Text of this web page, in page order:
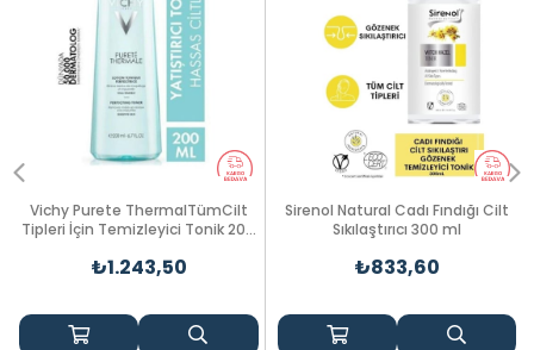
Vichy Purete ThermalTümCilt
Tipleri İçin Temizleyici Tonik 200
₺1.243,50
Sirenol Natural Cadı Fındığı Cilt
Sıkılaştırıcı 300 ml
₺833,60